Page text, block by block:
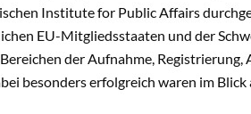
Institute for Public Affairs
EU-Mitgliedsstaaten und der
der Aufnahme,
besonders erfolgreich waren im